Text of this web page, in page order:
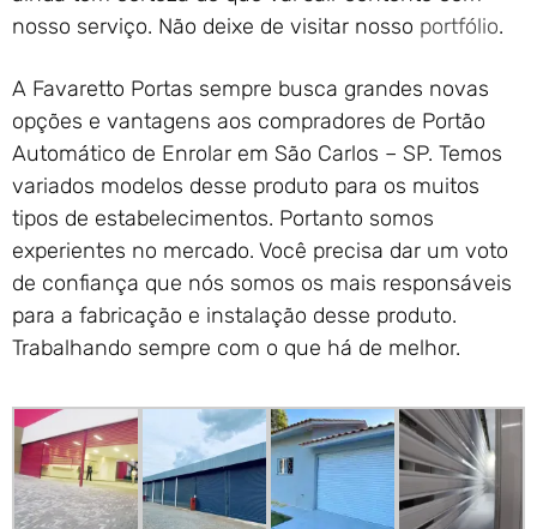
nosso serviço. Não deixe de visitar nosso portfólio.
A Favaretto Portas sempre busca grandes novas
opções e vantagens aos compradores de Portão
Automático de Enrolar em São Carlos – SP. Temos
variados modelos desse produto para os muitos
tipos de estabelecimentos. Portanto somos
experientes no mercado. Você precisa dar um voto
de confiança que nós somos os mais responsáveis
para a fabricação e instalação desse produto.
Trabalhando sempre com o que há de melhor.